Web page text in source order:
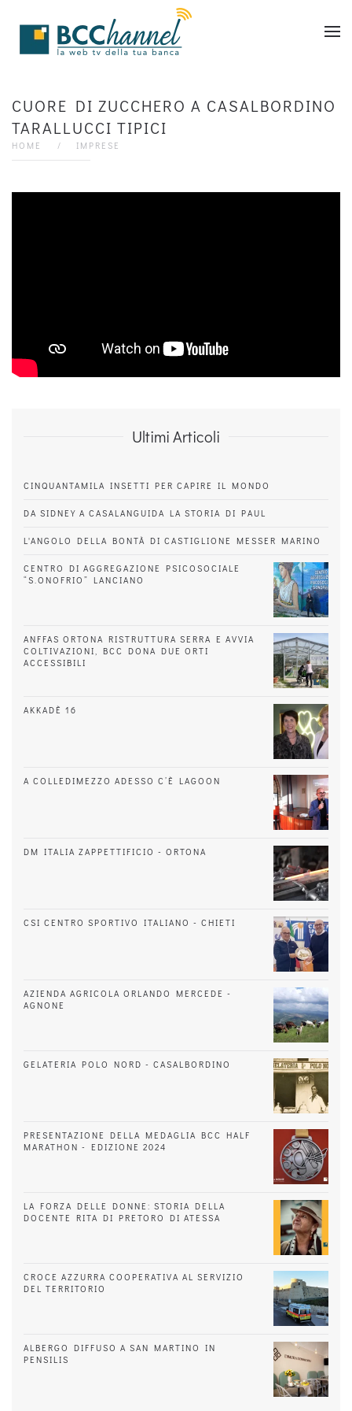
Skip to main content
CUORE DI ZUCCHERO A CASALBORDINO
TARALLUCCI TIPICI
HOME IMPRESE
Ultimi Articoli
CINQUANTAMILA INSETTI PER CAPIRE IL MONDO
DA SIDNEY A CASALANGUIDA LA STORIA DI PAUL
L'ANGOLO DELLA BONTÀ DI CASTIGLIONE MESSER MARINO
CENTRO DI AGGREGAZIONE PSICOSOCIALE
“S.ONOFRIO” LANCIANO
ANFFAS ORTONA RISTRUTTURA SERRA E AVVIA
COLTIVAZIONI, BCC DONA DUE ORTI
ACCESSIBILI
AKKADÈ 16
A COLLEDIMEZZO ADESSO C’È LAGOON
DM ITALIA ZAPPETTIFICIO - ORTONA
CSI CENTRO SPORTIVO ITALIANO - CHIETI
AZIENDA AGRICOLA ORLANDO MERCEDE -
AGNONE
GELATERIA POLO NORD - CASALBORDINO
PRESENTAZIONE DELLA MEDAGLIA BCC HALF
MARATHON - EDIZIONE 2024
LA FORZA DELLE DONNE: STORIA DELLA
DOCENTE RITA DI PRETORO DI ATESSA
CROCE AZZURRA COOPERATIVA AL SERVIZIO
DEL TERRITORIO
ALBERGO DIFFUSO A SAN MARTINO IN
PENSILIS